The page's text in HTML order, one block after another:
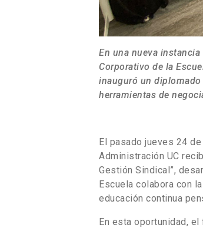
En una nueva
Corporativo de la
inauguró un
herramientas de
El pasado jueves 24
Administración UC
Gestión Sindical”,
Escuela colabora con
educación continua
En esta oportunidad,